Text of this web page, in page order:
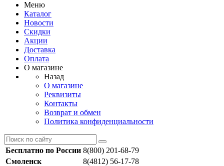
Меню
Каталог
Новости
Скидки
Акции
Доставка
Оплата
О магазине
Назад
О магазине
Реквизиты
Контакты
Возврат и обмен
Политика конфиденциальности
Бесплатно по России 8(800) 201-68-79
Смоленск
8(4812) 56-17-78